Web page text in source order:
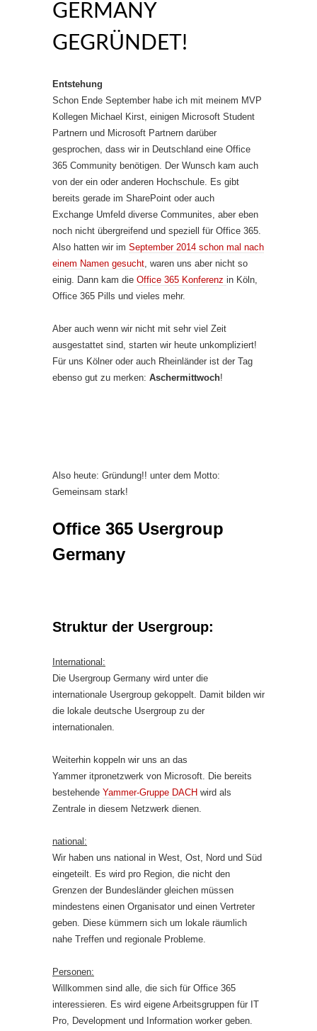
GERMANY
GEGRÜNDET!
Entstehung
Schon Ende September habe ich mit meinem MVP
Kollegen Michael Kirst, einigen Microsoft Student
Partnern und Microsoft Partnern darüber
gesprochen, dass wir in Deutschland eine Office
365 Community benötigen. Der Wunsch kam auch
von der ein oder anderen Hochschule. Es gibt
bereits gerade im SharePoint oder auch
Exchange Umfeld diverse Communites, aber eben
noch nicht übergreifend und speziell für Office 365.
Also hatten wir im September 2014 schon mal nach
einem Namen gesucht, waren uns aber nicht so
einig. Dann kam die Office 365 Konferenz in Köln,
Office 365 Pills und vieles mehr.
Aber auch wenn wir nicht mit sehr viel Zeit
ausgestattet sind, starten wir heute unkompliziert!
Für uns Kölner oder auch Rheinländer ist der Tag
ebenso gut zu merken: Aschermittwoch!
Also heute: Gründung!! unter dem Motto:
Gemeinsam stark!
Office 365 Usergroup
Germany
Struktur der Usergroup:
International:
Die Usergroup Germany wird unter die
internationale Usergroup gekoppelt. Damit bilden wir
die lokale deutsche Usergroup zu der
internationalen.
Weiterhin koppeln wir uns an das
Yammer itpronetzwerk von Microsoft. Die bereits
bestehende Yammer-Gruppe DACH wird als
Zentrale in diesem Netzwerk dienen.
national:
Wir haben uns national in West, Ost, Nord und Süd
eingeteilt. Es wird pro Region, die nicht den
Grenzen der Bundesländer gleichen müssen
mindestens einen Organisator und einen Vertreter
geben. Diese kümmern sich um lokale räumlich
nahe Treffen und regionale Probleme.
Personen:
Willkommen sind alle, die sich für Office 365
interessieren. Es wird eigene Arbeitsgruppen für IT
Pro, Development und Information worker geben.